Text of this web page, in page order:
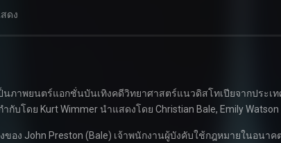
ดง
ภาพยนตร์แอกชั่นบันเทิงคดีวิทยาศาสตร์แนวดิสโทเปียจากประเท
กับโดย Kurt Wimmer นำแสดงโดย Christian Bale, Emily Watson
ของ John Preston (Bale) เจ้าพนักงานผู้บังคับใช้กฎหมายในอนา